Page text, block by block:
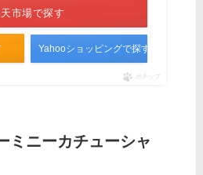
市場で探す
Yahooショッピングで探す
ポチップ
ミニーカチューシャ